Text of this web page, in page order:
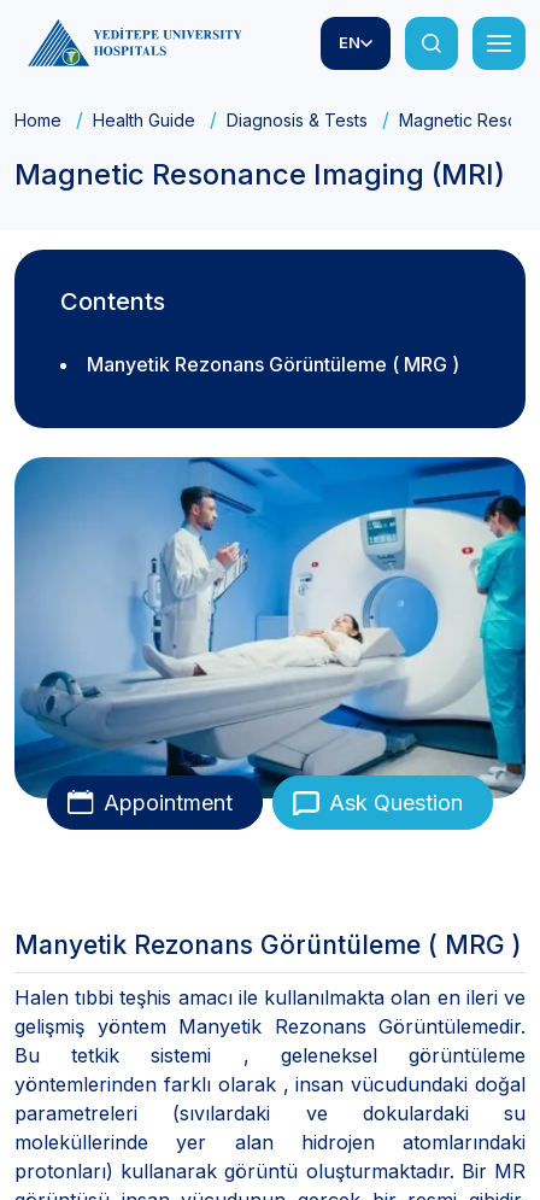
EN
Home Health Guide Diagnosis & Tests Magnetic
Magnetic Resonance Imaging (MRI)
Contents
Manyetik Rezonans Görüntüleme ( MRG )
Appointment Ask Question
Manyetik Rezonans Görüntüleme ( MRG )
Halen tıbbi teşhis amacı ile kullanılmakta olan en ileri ve
gelişmiş yöntem Manyetik Rezonans Görüntülemedir.
Bu tetkik sistemi , geleneksel görüntüleme
yöntemlerinden farklı olarak , insan vücudundaki doğal
parametreleri (sıvılardaki ve dokulardaki su
moleküllerinde yer alan hidrojen atomlarındaki
protonları) kullanarak görüntü oluşturmaktadır. Bir MR